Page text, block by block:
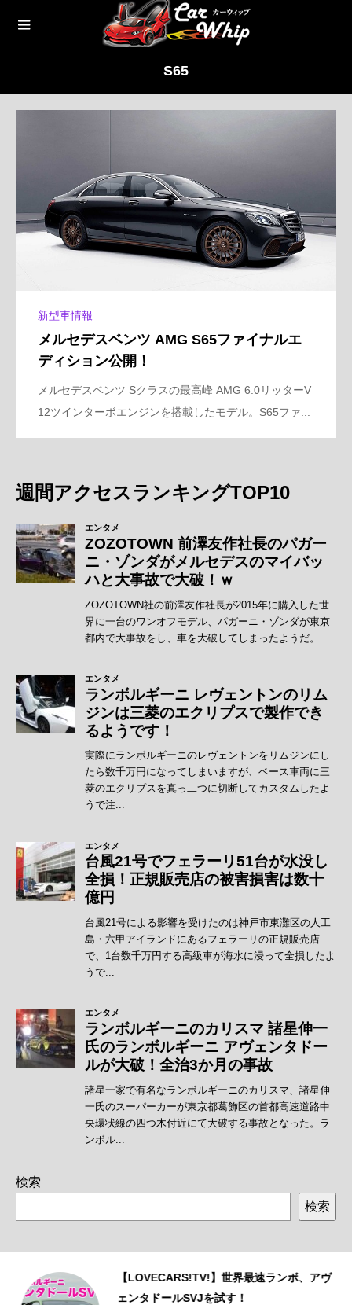
S65
新型車情報
メルセデスベンツ AMG S65ファイナルエ
ディション公開！
メルセデスベンツ Sクラスの最高峰 AMG 6.0リッターV
12ツインターボエンジンを搭載したモデル。S65ファ...
週間アクセスランキングTOP10
検索
検索
【LOVECARS!TV!】世界最速ランボ、アヴ
ェンタドールSVJを試す！